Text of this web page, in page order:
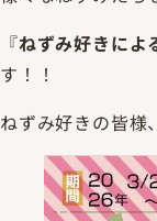
『ねずみ好きによ
す！！
ねずみ好きの皆